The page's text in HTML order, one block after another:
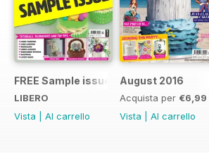
FREE Sample issue
LIBERO
Vista
Al carrello
August 2016
Acquista per €6,99
Vista
Al carrello